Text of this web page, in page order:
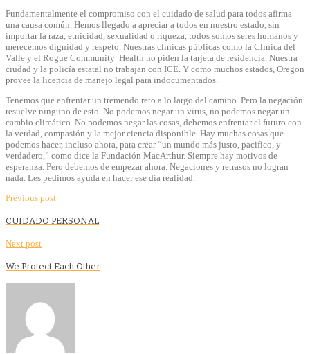
Fundamentalmente el compromiso con el cuidado de salud para todos afirma
una causa común. Hemos llegado a apreciar a todos en nuestro estado, sin
importar la raza, etnicidad, sexualidad o riqueza, todos somos seres humanos y
merecemos dignidad y respeto. Nuestras clínicas públicas como la Clínica del
Valle y el Rogue Community Health no piden la tarjeta de residencia. Nuestra
ciudad y la policía estatal no trabajan con ICE. Y como muchos estados, Oregon
provee la licencia de manejo legal para indocumentados.
Tenemos que enfrentar un tremendo reto a lo largo del camino. Pero la negación
resuelve ninguno de esto. No podemos negar un virus, no podemos negar un
cambio climático. No podemos negar las cosas, debemos enfrentar el futuro con
la verdad, compasión y la mejor ciencia disponible. Hay muchas cosas que
podemos hacer, incluso ahora, para crear “un mundo más justo, pacifico, y
verdadero,” como dice la Fundación MacArthur. Siempre hay motivos de
esperanza. Pero debemos de empezar ahora. Negaciones y retrasos no logran
nada. Les pedimos ayuda en hacer ese día realidad.
Previous post
CUIDADO PERSONAL
Next post
We Protect Each Other